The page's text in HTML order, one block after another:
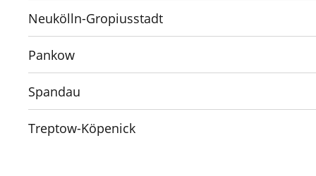
Neukölln-Gropiusstadt
Pankow
Spandau
Treptow-Köpenick